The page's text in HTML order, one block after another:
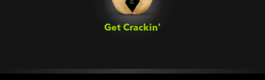
Get Crackin’‎